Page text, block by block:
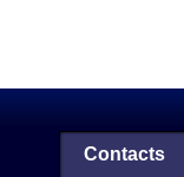
Contacts